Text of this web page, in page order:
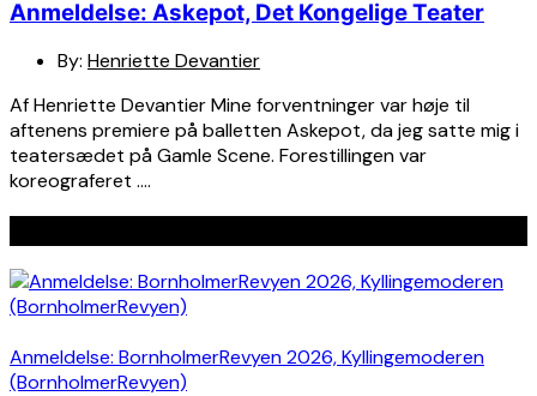
Anmeldelse: Askepot, Det Kongelige Teater
By: Henriette Devantier
Af Henriette Devantier Mine forventninger var høje til
aftenens premiere på balletten Askepot, da jeg satte mig i
teatersædet på Gamle Scene. Forestillingen var
koreograferet ….
Anmeldelse: BornholmerRevyen 2026, Kyllingemoderen
(BornholmerRevyen)